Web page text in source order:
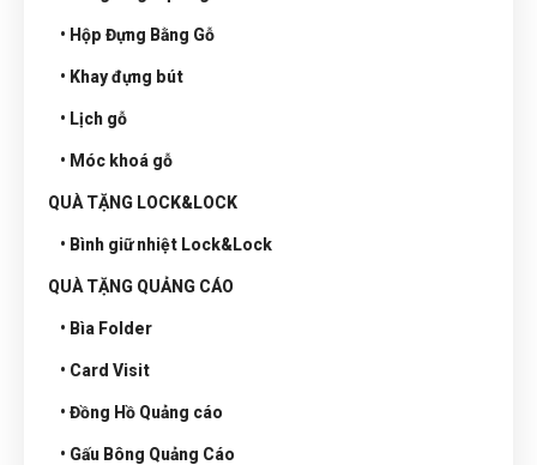
• Hộp Đựng Bằng Gỗ
• Khay đựng bút
• Lịch gỗ
• Móc khoá gỗ
QUÀ TẶNG LOCK&LOCK
• Bình giữ nhiệt Lock&Lock
QUÀ TẶNG QUẢNG CÁO
• Bìa Folder
• Card Visit
• Đồng Hồ Quảng cáo
• Gấu Bông Quảng Cáo